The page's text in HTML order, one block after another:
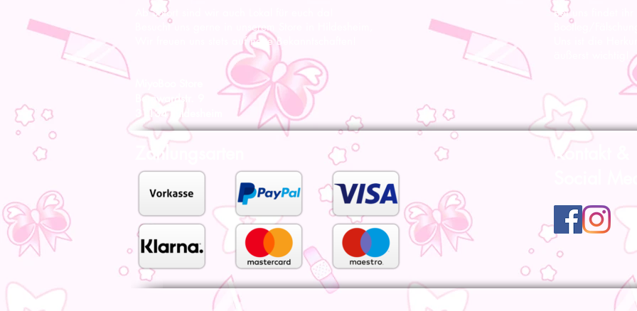
Ab Sofort sind wir auch Lokal für euch da!
Besucht uns gerne in unserem Store in Hildesheim,
Wir freuen uns stets auf neue Bekanntschaften!
Bei uns findet ihr
Bootleg/
Uns ist die
Bernwardstr. 9
31134 Hildesheim
Zahlungsarten
Kontakt &